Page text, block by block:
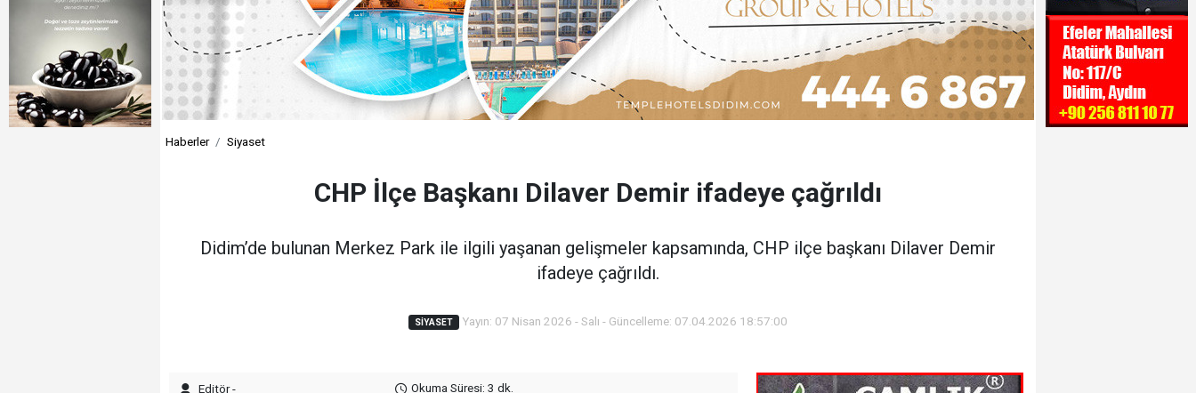
Haberler Siyaset
CHP İlçe Başkanı Dilaver Demir ifadeye çağrıldı
Didim’de bulunan Merkez Park ile ilgili yaşanan gelişmeler kapsamında, CHP ilçe başkanı Dilaver Demir
ifadeye çağrıldı.
SIYASET Yayın: 07 Nisan 2026 - Salı - Güncelleme: 07.04.2026 18:57:00
Editör - Okuma Süresi: 3 dk.